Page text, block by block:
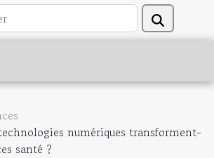
numériques transforment-
santé ?